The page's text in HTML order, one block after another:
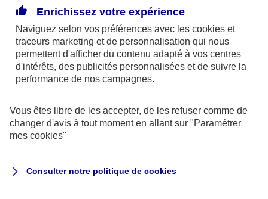
246 et n°13 005 764 (consultable
surwww.orias.fr)
AXA Assistance France Assurances,
S.A au capital de 51 429 430,40 €,
Siège social :
8-10, rue Paul Vaillant Couturier
Enrichissez votre expérience
Naviguez selon vos préférences avec les cookies et
traceurs marketing et de personnalisation qui nous
permettent d'afficher du contenu adapté à vos centres
d'intérêts, des publicités personnalisées et de suivre la
performance de nos campagnes.
Vous êtes libre de les accepter, de les refuser comme de
changer d'avis à tout moment en allant sur "Paramétrer
mes cookies"
Consulter notre politique de cookies